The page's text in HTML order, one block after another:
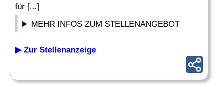
für [...]
MEHR INFOS ZUM STELLENANGEBOT
▶ Zur Stellenanzeige